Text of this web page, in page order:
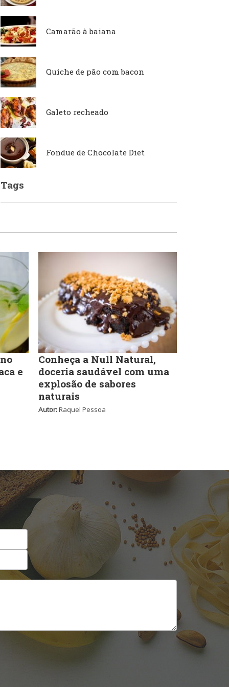
Francesa
Lanchonetes
Massas
Padarias e Confeitarias
Peixes e Frutos do Mar
Pizzarias
Self-service
Sobremesas e sorvetes
Japonesa e Oriental
Lanchonetes
Padarias e Confeitarias
Portuguesa
Sobremesas e sorvetes
Variados
Camarão à baiana
Quiche de pão com bacon
Galeto recheado
Fondue de Chocolate Diet
Tags
e
Conheça a Null Natural,
doceria saudável com uma
explosão de sabores
naturais
Autor:Raquel Pessoa